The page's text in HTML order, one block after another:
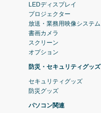
LEDディスプレイ
プロジェクター
放送・業務用映像システム
書画カメラ
スクリーン
オプション
防災・セキュリティグッズ
セキュリティグッズ
防災グッズ
パソコン関連